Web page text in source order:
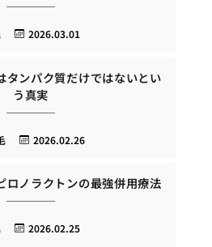
2026.03.01
タンパク質だけではないとい
う真実
2026.02.26
ロノラクトンの最強併用療法
2026.02.25